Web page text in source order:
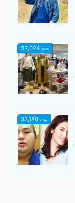
33,024 view
33,180 view